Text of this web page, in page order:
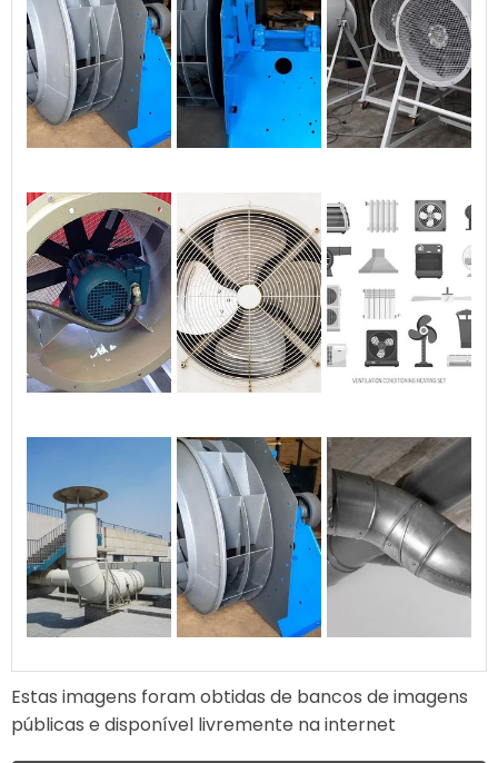
Estas imagens foram obtidas de bancos de imagens
públicas e disponível livremente na internet